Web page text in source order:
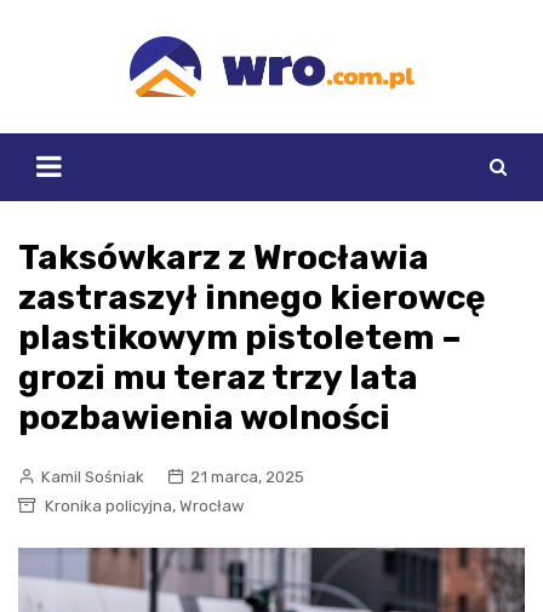
Taksówkarz z Wrocławia
zastraszył innego kierowcę
plastikowym pistoletem –
grozi mu teraz trzy lata
pozbawienia wolności
Kamil Sośniak
21 marca, 2025
Kronika policyjna, Wrocław